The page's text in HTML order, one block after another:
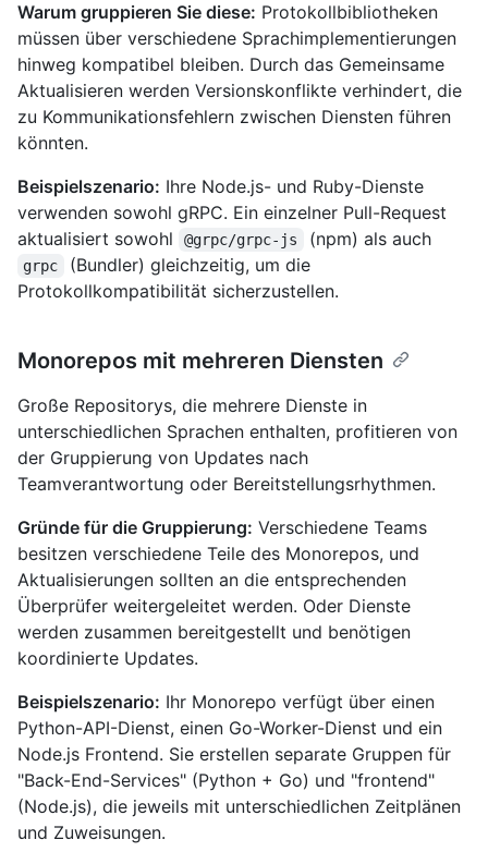
Warum gruppieren Sie diese: Protokollbibliotheken
müssen über verschiedene Sprachimplementierungen
hinweg kompatibel bleiben. Durch das Gemeinsame
Aktualisieren werden Versionskonflikte verhindert, die
zu Kommunikationsfehlern zwischen Diensten führen
könnten.
Beispielszenario: Ihre Node.js- und Ruby-Dienste
verwenden sowohl gRPC. Ein einzelner Pull-Request
aktualisiert sowohl
@grpc/grpc-js (npm) als auch
grpc
(Bundler) gleichzeitig, um die
Protokollkompatibilität sicherzustellen.
Monorepos mit mehreren Diensten
Große Repositorys, die mehrere Dienste in
unterschiedlichen Sprachen enthalten, profitieren von
der Gruppierung von Updates nach
Teamverantwortung oder Bereitstellungsrhythmen.
Gründe für die Gruppierung: Verschiedene Teams
besitzen verschiedene Teile des Monorepos, und
Aktualisierungen sollten an die entsprechenden
Überprüfer weitergeleitet werden. Oder Dienste
werden zusammen bereitgestellt und benötigen
koordinierte Updates.
Beispielszenario: Ihr Monorepo verfügt über einen
Python-API-Dienst, einen Go-Worker-Dienst und ein
Node.js Frontend. Sie erstellen separate Gruppen für
"Back-End-Services" (Python + Go) und "frontend"
(Node.js), die jeweils mit unterschiedlichen Zeitplänen
und Zuweisungen.